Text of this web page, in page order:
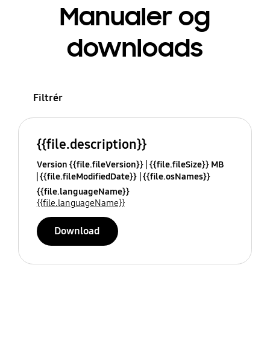
Manualer og
downloads
Filtrér
{{file.description}}
Version {{file.fileVersion}} {{file.fileSize}} MB
{{file.fileModifiedDate}} {{file.osNames}}
{{file.languageName}}
{{file.languageName}}
Download